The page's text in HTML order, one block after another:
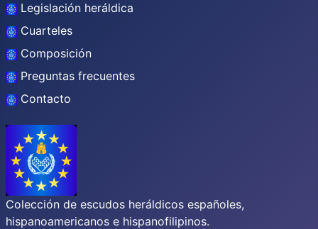
Legislación heráldica
Cuarteles
Composición
Preguntas frecuentes
Contacto
Colección de escudos heráldicos españoles,
hispanoamericanos e hispanofilipinos.